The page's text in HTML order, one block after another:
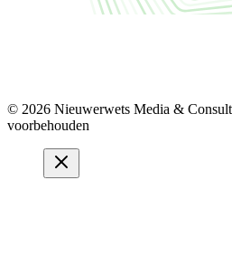
© 2026 Nieuwerwets Media &
voorbehouden